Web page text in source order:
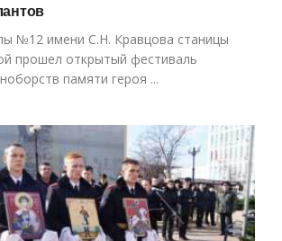
№12 имени С.Н. Кравцова станицы
прошел открытый фестиваль
памяти героя ...